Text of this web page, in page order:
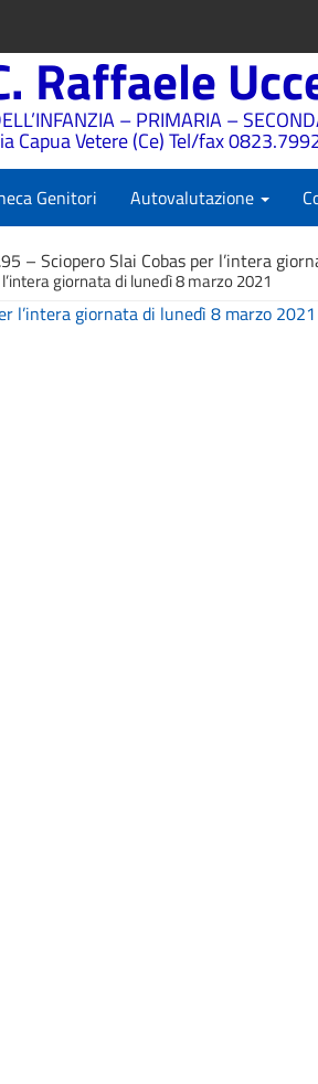
Raffaele
– PRIMARIA –
Capua Vetere (Ce) Tel/fax
Genitori Autovalutazione
– Sciopero Slai Cobas per l’intera
giornata di lunedì 8 marzo 2021
l’intera giornata di lunedì 8 marzo 2021